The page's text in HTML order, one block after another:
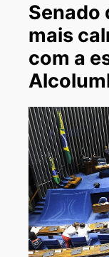
Senado
mais
com a